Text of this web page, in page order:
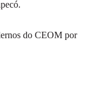
do CEOM por